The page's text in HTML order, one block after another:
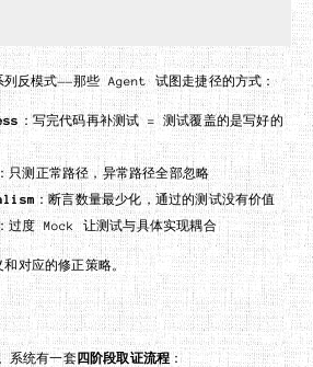
列反模式——那些 Agent 试图走捷径的方式：
：写完代码再补测试 = 测试覆盖的是写好的
：只测正常路径，异常路径全部忽略
：断言数量最少化，通过的测试没有价值
过度 Mock 让测试与具体实现耦合
对应的修正策略。
系统有一套四阶段取证流程：